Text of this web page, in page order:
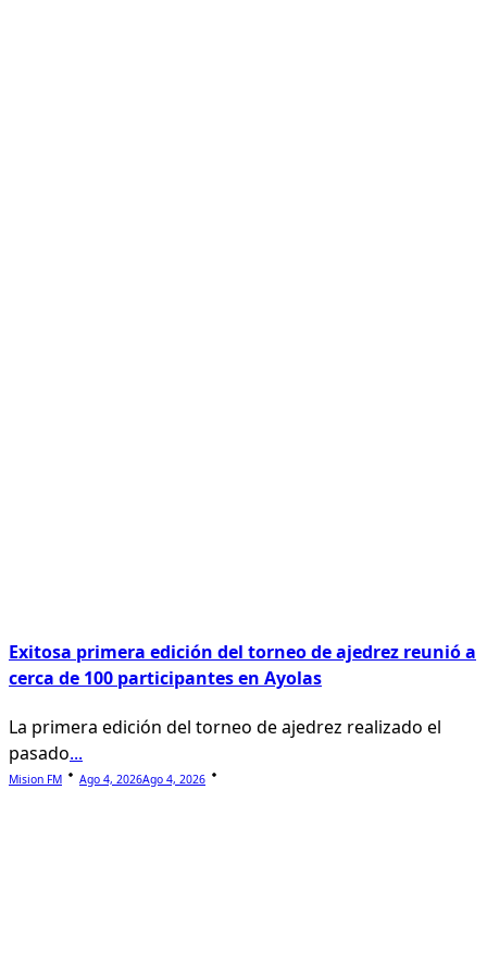
Exitosa primera edición del torneo de ajedrez reunió a
cerca de 100 participantes en Ayolas
La primera edición del torneo de ajedrez realizado el
pasado...
Mision FM Ago 4, 2026Ago 4, 2026